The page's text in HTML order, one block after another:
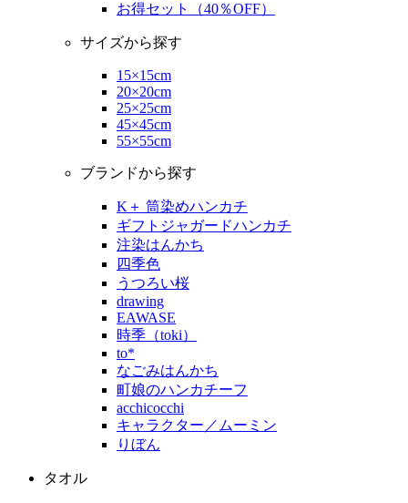
お得セット（40％OFF）
サイズから探す
15×15cm
20×20cm
25×25cm
45×45cm
55×55cm
ブランドから探す
K＋ 筒染めハンカチ
ギフトジャガードハンカチ
注染はんかち
四季色
うつろい桜
drawing
EAWASE
時季（toki）
to*
なごみはんかち
町娘のハンカチーフ
acchicocchi
キャラクター／ムーミン
りぼん
タオル